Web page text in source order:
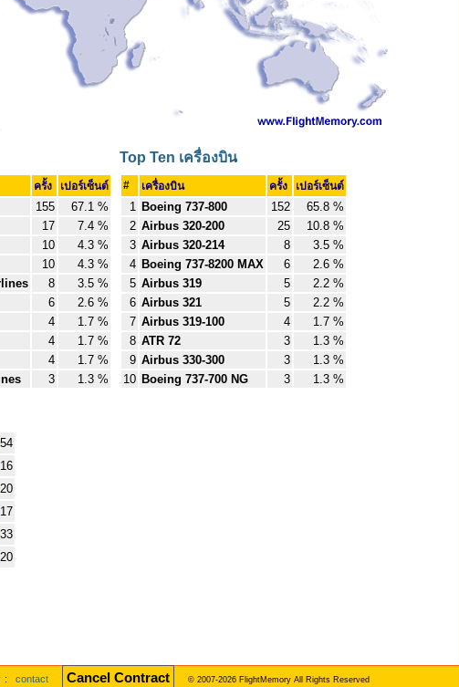
ครั้ง เปอร์เซ็นต์
155
67.1 %
17
7.4 %
10
4.3 %
10
4.3 %
8
3.5 %
6
2.6 %
4
1.7 %
4
1.7 %
4
1.7 %
3 1.3 %
Top Ten เครื่องบิน
# เครื่องบิน ครั้ง เปอร์เซ็นต์
1 Boeing 737-800 152
65.8 %
2 Airbus 320-200 25
10.8 %
3 Airbus 320-214 8
3.5 %
4 Boeing 737-8200 MAX 6
2.6 %
5 Airbus 319 5
2.2 %
6 Airbus 321 5
2.2 %
7 Airbus 319-100 4
1.7 %
8 ATR 72 3
1.3 %
9 Airbus 330-300 3
1.3 %
10 Boeing 737-700 NG 3 1.3 %
54
16
20
17
20
: contact Cancel Contract © 2007-2026 FlightMemory All Rights Reserved